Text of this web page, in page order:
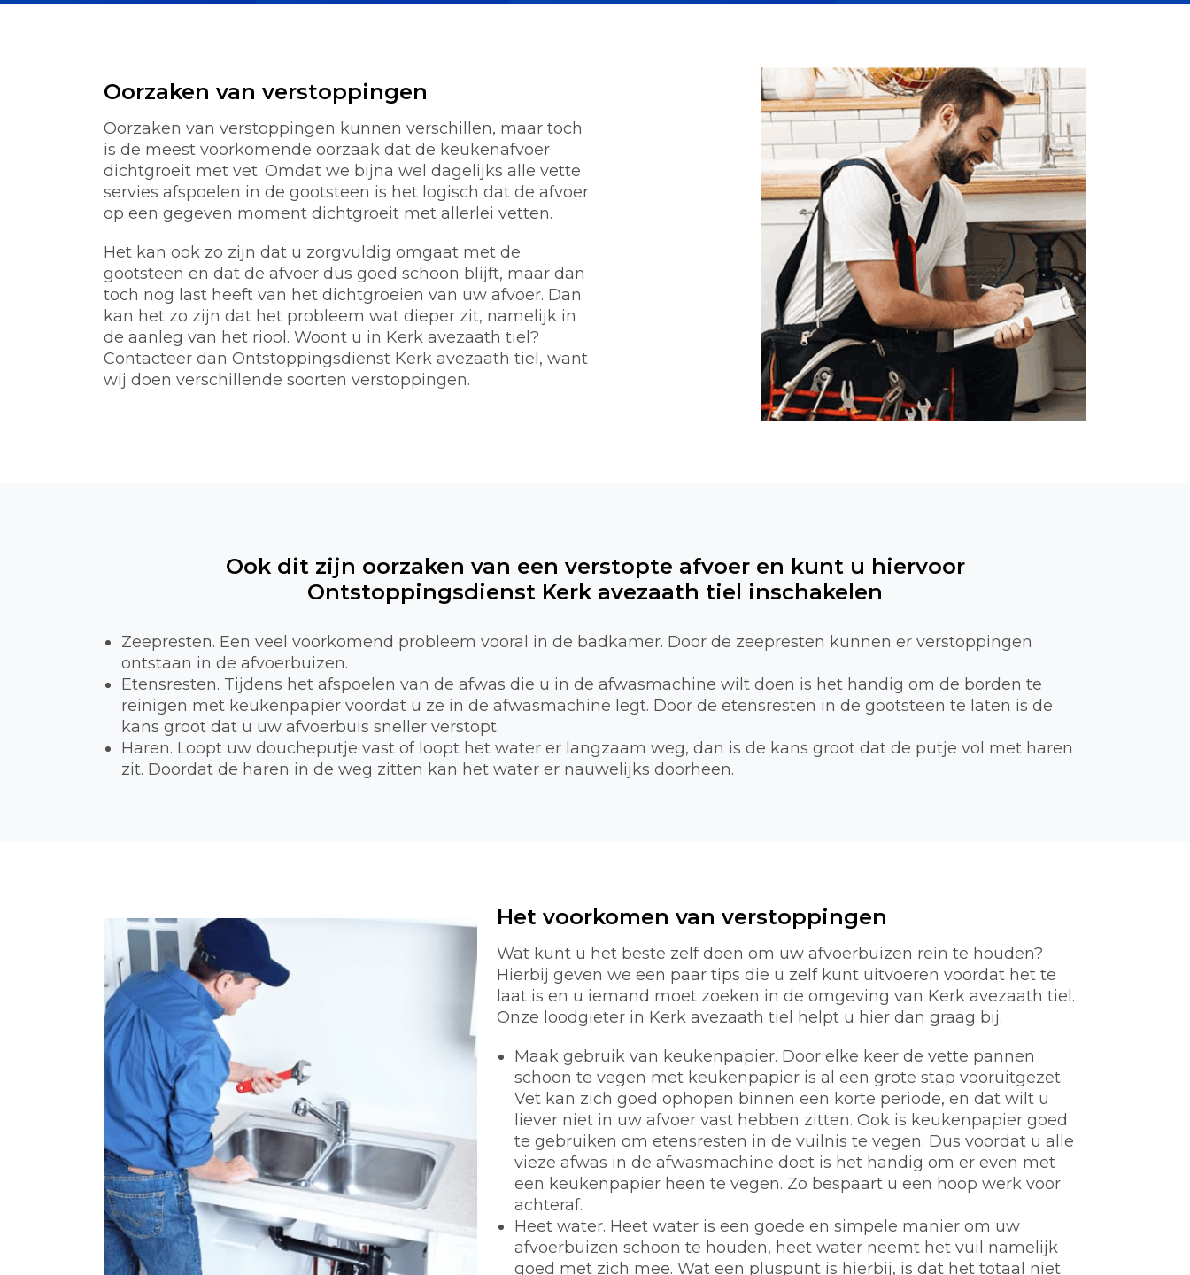
Oorzaken van verstoppingen
Oorzaken van verstoppingen kunnen verschillen, maar toch
is de meest voorkomende oorzaak dat de keukenafvoer
dichtgroeit met vet. Omdat we bijna wel dagelijks alle vette
servies afspoelen in de gootsteen is het logisch dat de afvoer
op een gegeven moment dichtgroeit met allerlei vetten.
Het kan ook zo zijn dat u zorgvuldig omgaat met de
gootsteen en dat de afvoer dus goed schoon blijft, maar dan
toch nog last heeft van het dichtgroeien van uw afvoer. Dan
kan het zo zijn dat het probleem wat dieper zit, namelijk in
de aanleg van het riool. Woont u in Kerk avezaath tiel?
Contacteer dan Ontstoppingsdienst Kerk avezaath tiel, want
wij doen verschillende soorten verstoppingen.
Ook dit zijn oorzaken van een verstopte afvoer en kunt u hiervoor
Ontstoppingsdienst Kerk avezaath tiel inschakelen
Zeepresten. Een veel voorkomend probleem vooral in de badkamer. Door de zeepresten kunnen er verstoppingen
ontstaan in de afvoerbuizen.
Etensresten. Tijdens het afspoelen van de afwas die u in de afwasmachine wilt doen is het handig om de borden te
reinigen met keukenpapier voordat u ze in de afwasmachine legt. Door de etensresten in de gootsteen te laten is de
kans groot dat u uw afvoerbuis sneller verstopt.
Haren. Loopt uw doucheputje vast of loopt het water er langzaam weg, dan is de kans groot dat de putje vol met haren
zit. Doordat de haren in de weg zitten kan het water er nauwelijks doorheen.
Het voorkomen van verstoppingen
Wat kunt u het beste zelf doen om uw afvoerbuizen rein te houden?
Hierbij geven we een paar tips die u zelf kunt uitvoeren voordat het te
laat is en u iemand moet zoeken in de omgeving van Kerk avezaath tiel.
Onze loodgieter in Kerk avezaath tiel helpt u hier dan graag bij.
Maak gebruik van keukenpapier. Door elke keer de vette pannen
schoon te vegen met keukenpapier is al een grote stap vooruitgezet.
Vet kan zich goed ophopen binnen een korte periode, en dat wilt u
liever niet in uw afvoer vast hebben zitten. Ook is keukenpapier goed
te gebruiken om etensresten in de vuilnis te vegen. Dus voordat u alle
vieze afwas in de afwasmachine doet is het handig om er even met
een keukenpapier heen te vegen. Zo bespaart u een hoop werk voor
achteraf.
Heet water. Heet water is een goede en simpele manier om uw
afvoerbuizen schoon te houden, heet water neemt het vuil namelijk
goed met zich mee. Wat een pluspunt is hierbij, is dat het totaal niet